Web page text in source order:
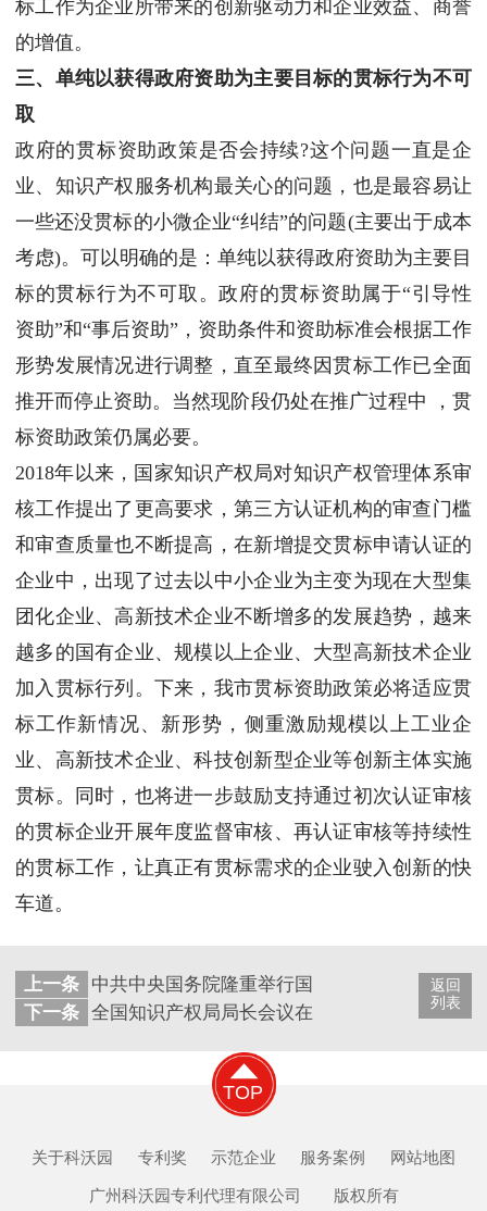
标工作为企业所带来的创新驱动力和企业效益、商誉
的增值。
三、单纯以获得政府资助为主要目标的贯标行为不可
取
政府的贯标资助政策是否会持续?这个问题一直是企
业、知识产权服务机构最关心的问题，也是最容易让
一些还没贯标的小微企业“纠结”的问题(主要出于成本
考虑)。可以明确的是：单纯以获得政府资助为主要目
标的贯标行为不可取。政府的贯标资助属于“引导性
资助”和“事后资助”，资助条件和资助标准会根据工作
形势发展情况进行调整，直至最终因贯标工作已全面
推开而停止资助。当然现阶段仍处在推广过程中 ，贯
标资助政策仍属必要。
2018年以来，国家知识产权局对知识产权管理体系审
核工作提出了更高要求，第三方认证机构的审查门槛
和审查质量也不断提高，在新增提交贯标申请认证的
企业中，出现了过去以中小企业为主变为现在大型集
团化企业、高新技术企业不断增多的发展趋势，越来
越多的国有企业、规模以上企业、大型高新技术企业
加入贯标行列。下来，我市贯标资助政策必将适应贯
标工作新情况、新形势，侧重激励规模以上工业企
业、高新技术企业、科技创新型企业等创新主体实施
贯标。同时，也将进一步鼓励支持通过初次认证审核
的贯标企业开展年度监督审核、再认证审核等持续性
的贯标工作，让真正有贯标需求的企业驶入创新的快
车道。
返回
列表
上一条
中共中央国务院隆重举行国家科学技术奖励大会
下一条 全国知识产权局局长会议在京召开
TOP
关于科沃园 专利奖 示范企业 服务案例 网站地图
广州科沃园专利代理有限公司 版权所有